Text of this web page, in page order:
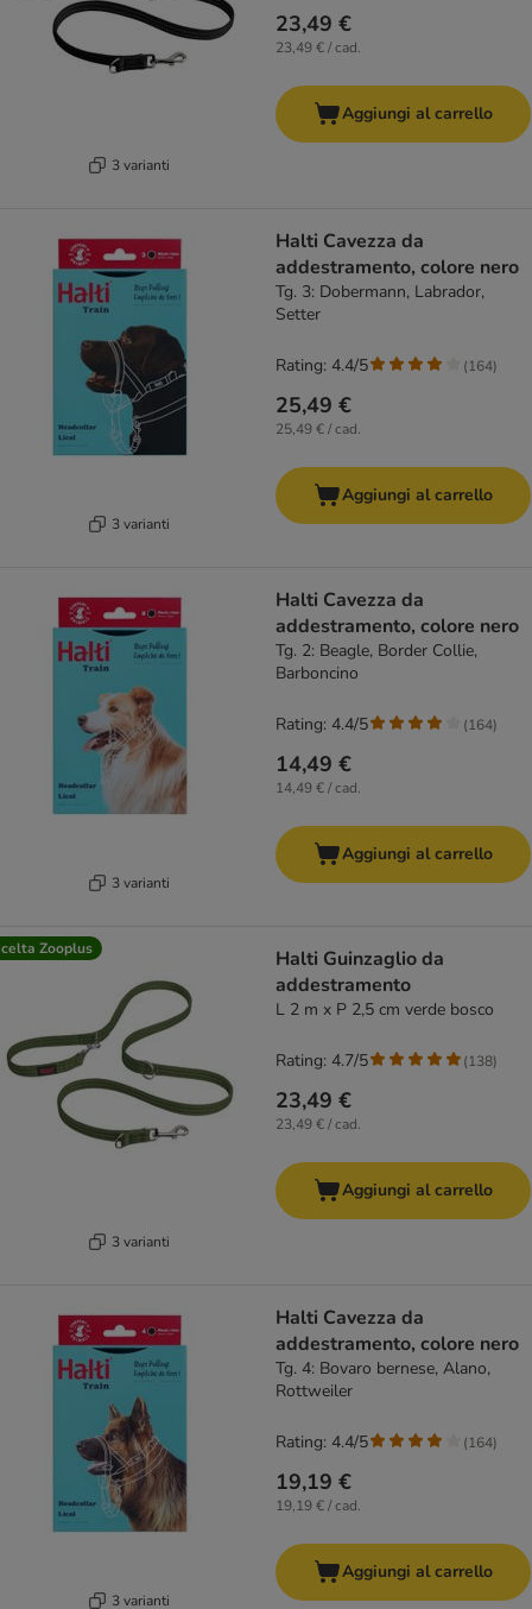
3 varianti
23,49 €
23,49 € / cad.
Aggiungi al carrello
3 varianti
Halti Cavezza da
addestramento, colore nero
Tg. 3: Dobermann, Labrador,
Setter
25,49 €
25,49 € / cad.
Rating: 4.4/5 (164)
Aggiungi al carrello
3 varianti
Halti Cavezza da
addestramento, colore nero
Tg. 2: Beagle, Border Collie,
Barboncino
14,49 €
14,49 € / cad.
Rating: 4.4/5 (164)
Aggiungi al carrello
Zooplus
3 varianti
Halti Guinzaglio da
addestramento
L 2 m x P 2,5 cm verde bosco
23,49 €
23,49 € / cad.
Rating: 4.7/5 (138)
Aggiungi al carrello
3 varianti
Halti Cavezza da
addestramento, colore nero
Tg. 4: Bovaro bernese, Alano,
Rottweiler
19,19 €
19,19 € / cad.
Rating: 4.4/5 (164)
Aggiungi al carrello